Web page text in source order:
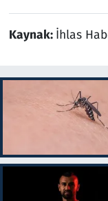
Kaynak: İhlas